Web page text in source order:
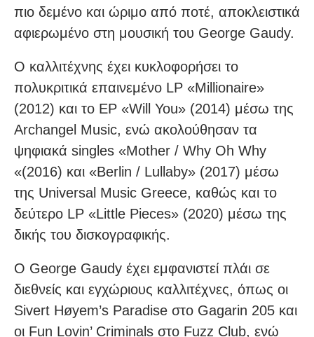
πιο δεμένο και ώριμο από ποτέ, αποκλειστικά
αφιερωμένο στη μουσική του George Gaudy.
Ο καλλιτέχνης έχει κυκλοφορήσει το
πολυκριτικά επαινεμένο LP «Millionaire»
(2012) και το EP «Will You» (2014) μέσω της
Archangel Music, ενώ ακολούθησαν τα
ψηφιακά singles «Mother / Why Oh Why
«(2016) και «Berlin / Lullaby» (2017) μέσω
της Universal Music Greece, καθώς και το
δεύτερο LP «Little Pieces» (2020) μέσω της
δικής του δισκογραφικής.
Ο George Gaudy έχει εμφανιστεί πλάι σε
διεθνείς και εγχώριους καλλιτέχνες, όπως οι
Sivert Høyem’s Paradise στο Gagarin 205 και
οι Fun Lovin’ Criminals στο Fuzz Club, ενώ